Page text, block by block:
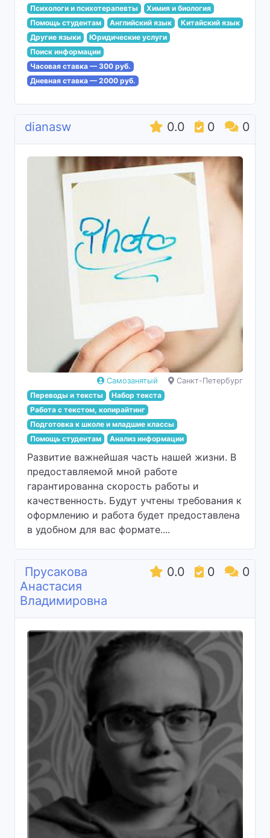
Психологи и психотерапевты
Химия и биология
Помощь студентам
Английский язык
Китайский язык
Другие языки
Юридические услуги
Поиск информации
Часовая ставка — 300 руб.
Дневная ставка — 2000 руб.
0.0 0 0
dianasw
Самозанятый
Санкт-Петербург
Переводы и тексты
Набор текста
Работа с текстом, копирайтинг
Подготовка к школе и младшие классы
Помощь студентам
Анализ информации
Развитие важнейшая часть нашей жизни. В
предоставляемой мной работе
гарантированна скорость работы и
качественность. Будут учтены требования к
оформлению и работа будет предоставлена
в удобном для вас формате....
0.0 0 0
Прусакова
Анастасия
Владимировна